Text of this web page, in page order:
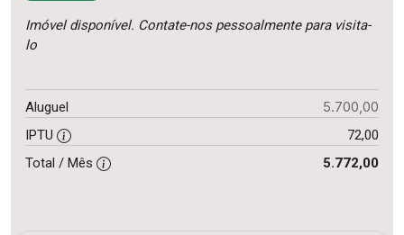
Imóvel disponível. Contate-nos pessoalmente para visita-
lo
Aluguel 5.700,00
IPTU
72,00
Total / Mês
5.772,00